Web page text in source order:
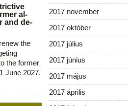
al-
and de-
the
the former
June 2027.
2017 november
2017 október
2017 július
2017 június
2017 május
2017 április